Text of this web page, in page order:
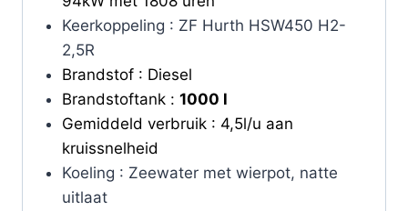
Keerkoppeling : ZF Hurth HSW450 H2-
2,5R
Brandstof : Diesel
Brandstoftank : 1000 l
Gemiddeld verbruik : 4,5l/u aan
kruissnelheid
Koeling : Zeewater met wierpot, natte
uitlaat